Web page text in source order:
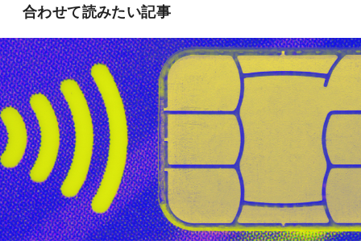
合わせて読みたい記事